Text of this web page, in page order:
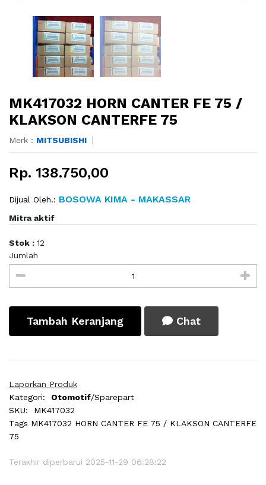
MK417032 HORN CANTER FE 75 /
KLAKSON CANTERFE 75
Merk : MITSUBISHI
Rp. 138.750,00
Dijual Oleh.: BOSOWA KIMA - MAKASSAR
Mitra aktif
Stok : 12
Jumlah
Tambah Keranjang Chat
Laporkan Produk
Kategori:
Otomotif/Sparepart
SKU:
MK417032
Tags MK417032 HORN CANTER FE 75 / KLAKSON CANTERFE
75
Terakhir diperbarui 2025-11-29 06:28:22